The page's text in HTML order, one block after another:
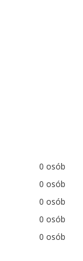
0 osób
0 osób
0 osób
0 osób
0 osób